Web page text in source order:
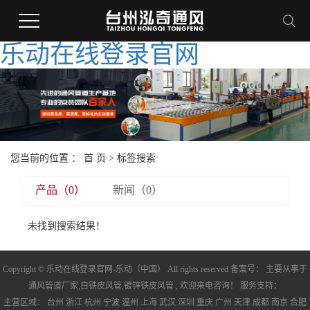
乐动在线登录官网
您当前的位置 ： 首 页 > 标签搜索
产品（0） 新闻（0）
未找到搜索结果！
Copyright © 乐动在线登录官网-乐动（中国） All rights reserved 备案号： 主要从事于
通风管道厂家, 白铁皮风管,镀锌铁皮风管 , 欢迎来电咨询！ 服务支持：
主营区域： 台州 浙江 杭州 宁波 温州 上海 武汉 深圳 重庆 广州 天津 成都 南京 合肥